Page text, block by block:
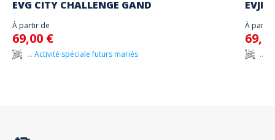
EVG CITY CHALLENGE GAND
À partir de
69,00 €
... Activité spéciale futurs mariés
EVJF
À partir
...